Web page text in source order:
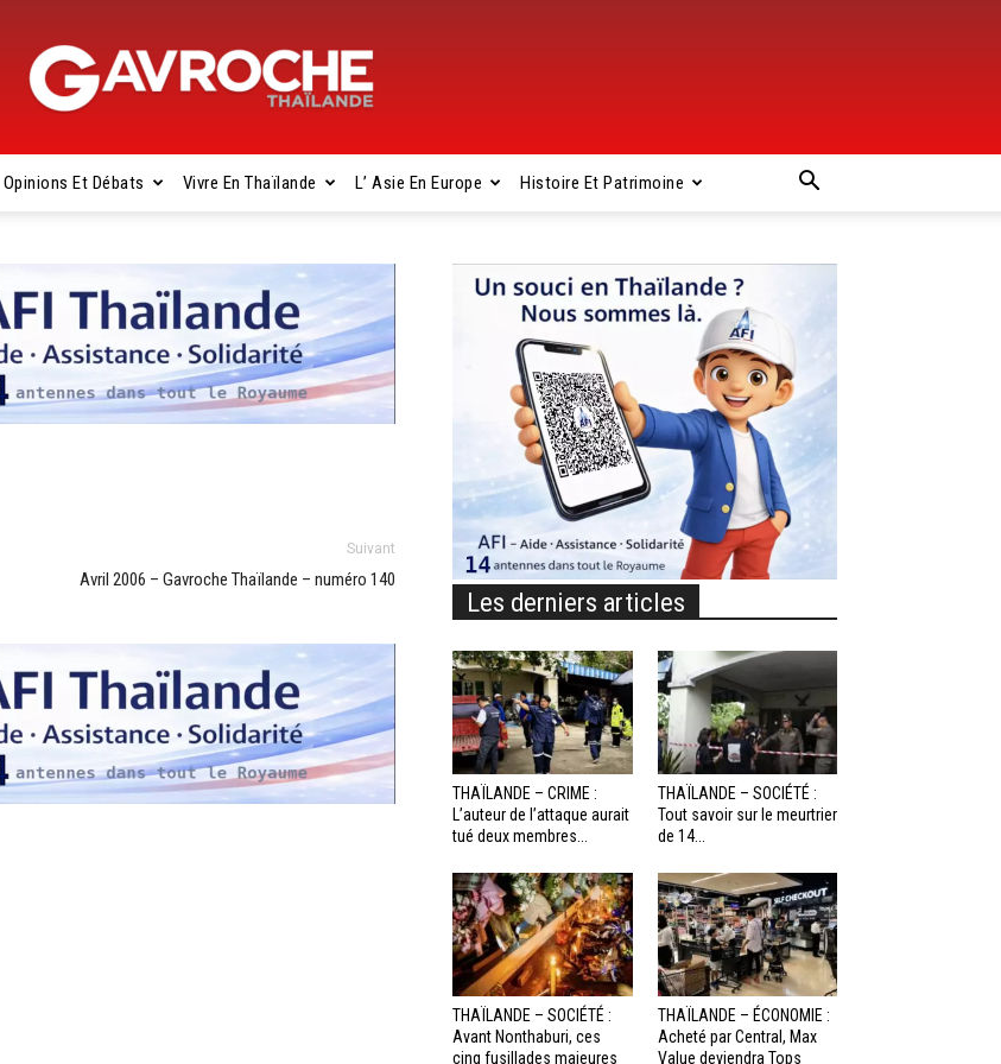
Gavroche
Thaïlande
Opinions Et Débats Vivre En Thaïlande L’ Asie En Europe Histoire Et Patrimoine
Suivant
Avril 2006 – Gavroche Thaïlande – numéro 140
Les derniers articles
THAÏLANDE – CRIME :
L’auteur de l’attaque aurait
tué deux membres...
THAÏLANDE – SOCIÉTÉ :
Tout savoir sur le meurtrier
de 14...
THAÏLANDE – SOCIÉTÉ :
Avant Nonthaburi, ces
cinq fusillades majeures
THAÏLANDE – ÉCONOMIE :
Acheté par Central, Max
Value deviendra Tops